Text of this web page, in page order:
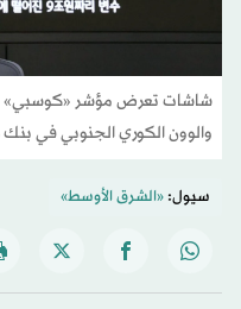
شاشات تعرض مؤشر «كوسبي»
والوون الكوري الجنوبي في
سيول:«الشرق الأوسط»